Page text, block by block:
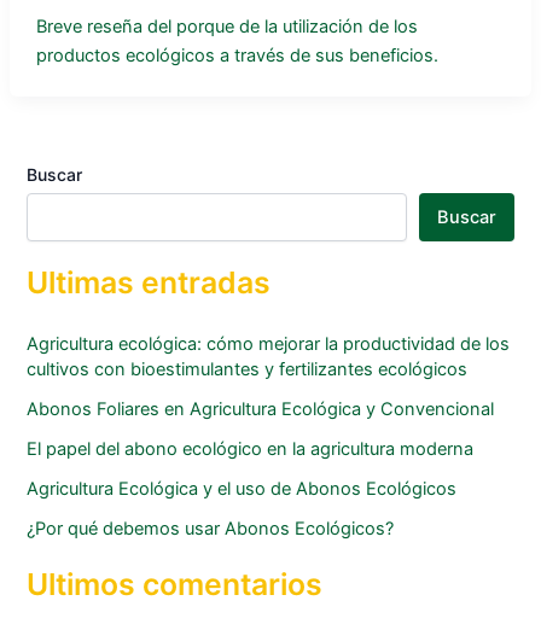
Breve reseña del porque de la utilización de los
productos ecológicos a través de sus beneficios.
Buscar
Buscar
Ultimas entradas
Agricultura ecológica: cómo mejorar la productividad de los
cultivos con bioestimulantes y fertilizantes ecológicos
Abonos Foliares en Agricultura Ecológica y Convencional
El papel del abono ecológico en la agricultura moderna
Agricultura Ecológica y el uso de Abonos Ecológicos
¿Por qué debemos usar Abonos Ecológicos?
Ultimos comentarios